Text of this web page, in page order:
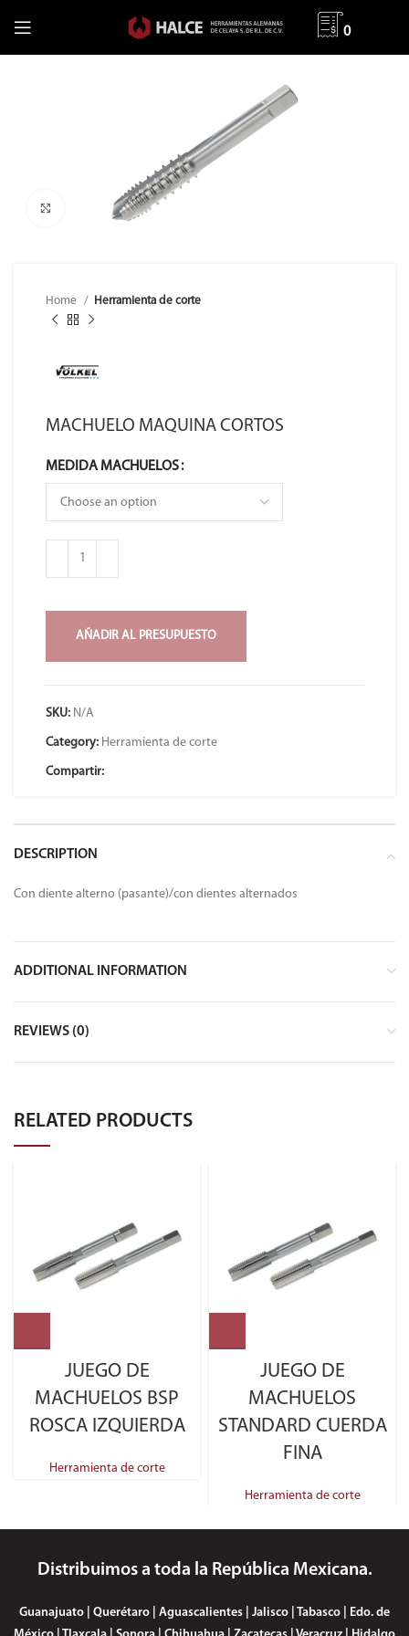
0
Clic para ampliar
Home Herramienta de corte
MACHUELO MAQUINA CORTOS
MEDIDA MACHUELOS
AÑADIR AL PRESUPUESTO
SKU: N/A
Category: Herramienta de corte
Compartir:
DESCRIPTION
Con diente alterno (pasante)/con dientes alternados
ADDITIONAL INFORMATION
REVIEWS (0)
RELATED PRODUCTS
JUEGO DE
MACHUELOS BSP
ROSCA IZQUIERDA
Herramienta de corte
JUEGO DE
MACHUELOS
STANDARD CUERDA
FINA
Herramienta de corte
Distribuimos a toda la República Mexicana.
Guanajuato | Querétaro | Aguascalientes | Jalisco | Tabasco | Edo. de